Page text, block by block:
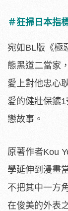
＃狂掃日本指
宛如BL版《極
態黑道二當家
愛上對他忠心
愛的健壯保鑣1
戀故事。
原著作者Kou
學延伸到漫畫
不把其中一方
在俊美的外表